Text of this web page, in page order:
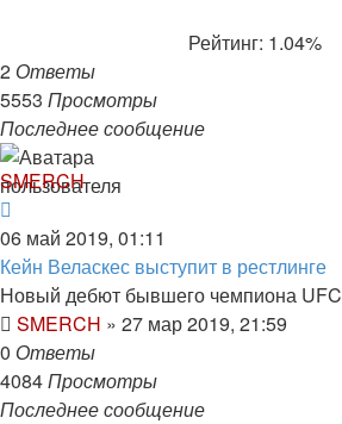
Рейтинг: 1.04%
2 Ответы
5553 Просмотры
Последнее сообщение
SMERCH
06 май 2019, 01:11
Кейн Веласкес выступит в рестлинге
Новый дебют бывшего чемпиона UFC
SMERCH » 27 мар 2019, 21:59
0 Ответы
4084Просмотры
Последнее сообщение